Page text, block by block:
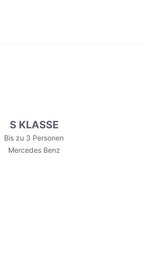
S KLASSE
Bis zu 3 Personen
Mercedes Benz